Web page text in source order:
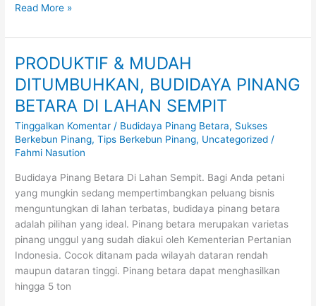
Read More »
PRODUKTIF & MUDAH
DITUMBUHKAN, BUDIDAYA PINANG
BETARA DI LAHAN SEMPIT
Tinggalkan Komentar / Budidaya Pinang Betara, Sukses
Berkebun Pinang,Tips Berkebun Pinang, Uncategorized /
Fahmi Nasution
Budidaya Pinang Betara Di Lahan Sempit. Bagi Anda petani
yang mungkin sedang mempertimbangkan peluang bisnis
menguntungkan di lahan terbatas, budidaya pinang betara
adalah pilihan yang ideal. Pinang betara merupakan varietas
pinang unggul yang sudah diakui oleh Kementerian Pertanian
Indonesia. Cocok ditanam pada wilayah dataran rendah
maupun dataran tinggi. Pinang betara dapat menghasilkan
hingga 5 ton
PRODUKTIF
&
MUDAH
DITUMBUHKAN,
BUDIDAYA
PINANG
BETARA
LAHAN
SEMPIT